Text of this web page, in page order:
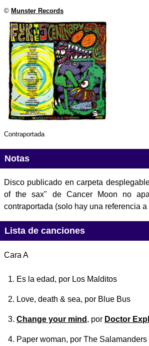
© Munster Records
Contraportada
Notas
Disco publicado en carpeta
of the sax" de Cancer Moon no
contraportada (solo hay una referencia
Lista de canciones
Cara A
Es la edad, por Los Malditos
Love, death & sea, por Blue Bus
Change your mind , por Doctor
Paper woman, por The Salamanders